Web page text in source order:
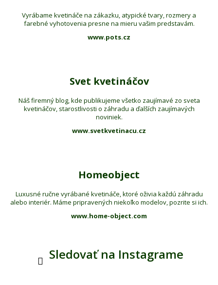
Vyrábame kvetináče na zákazku, atypické tvary, rozmery a
farebné vyhotovenia presne na mieru vašim predstavám.
www.pots.cz
Svet kvetináčov
Náš firemný blog, kde publikujeme všetko zaujímavé zo sveta
kvetináčov, starostlivosti o záhradu a ďalších zaujímavých
noviniek.
www.svetkvetinacu.cz
Homeobject
Luxusné ručne vyrábané kvetináče, ktoré oživia každú záhradu
alebo interiér. Máme pripravených niekoľko modelov, pozrite si ich.
www.home-object.com
Sledovať na Instagrame